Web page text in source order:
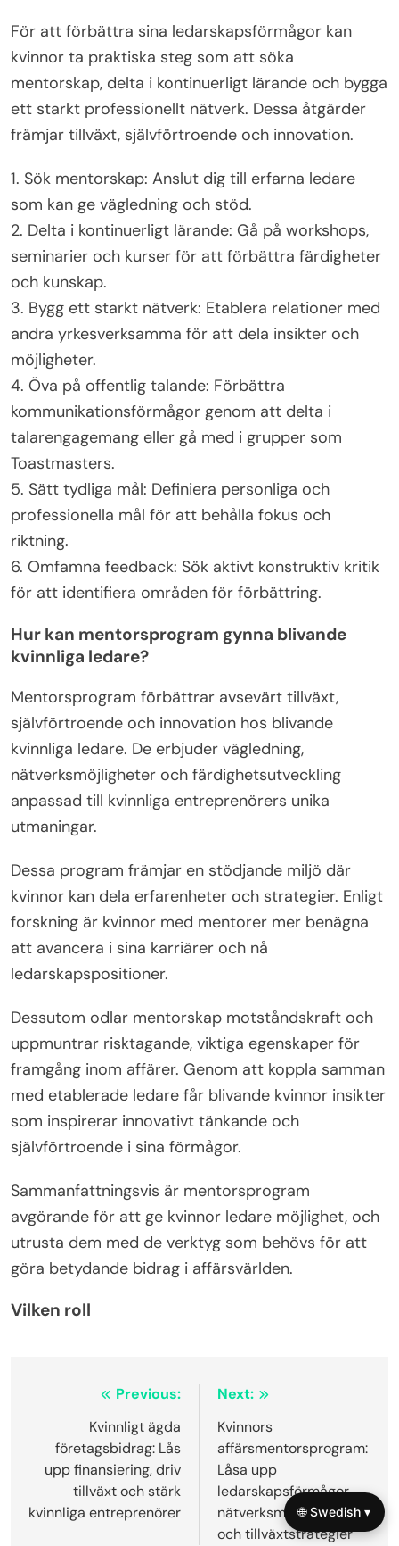
För att förbättra sina ledarskapsförmågor kan
kvinnor ta praktiska steg som att söka
mentorskap, delta i kontinuerligt lärande och bygga
ett starkt professionellt nätverk. Dessa åtgärder
främjar tillväxt, självförtroende och innovation.
1. Sök mentorskap: Anslut dig till erfarna ledare
som kan ge vägledning och stöd.
2. Delta i kontinuerligt lärande: Gå på workshops,
seminarier och kurser för att förbättra färdigheter
och kunskap.
3. Bygg ett starkt nätverk: Etablera relationer med
andra yrkesverksamma för att dela insikter och
möjligheter.
4. Öva på offentlig talande: Förbättra
kommunikationsförmågor genom att delta i
talarengagemang eller gå med i grupper som
Toastmasters.
5. Sätt tydliga mål: Definiera personliga och
professionella mål för att behålla fokus och
riktning.
6. Omfamna feedback: Sök aktivt konstruktiv kritik
för att identifiera områden för förbättring.
Hur kan mentorsprogram gynna blivande
kvinnliga ledare?
Mentorsprogram förbättrar avsevärt tillväxt,
självförtroende och innovation hos blivande
kvinnliga ledare. De erbjuder vägledning,
nätverksmöjligheter och färdighetsutveckling
anpassad till kvinnliga entreprenörers unika
utmaningar.
Dessa program främjar en stödjande miljö där
kvinnor kan dela erfarenheter och strategier. Enligt
forskning är kvinnor med mentorer mer benägna
att avancera i sina karriärer och nå
ledarskapspositioner.
Dessutom odlar mentorskap motståndskraft och
uppmuntrar risktagande, viktiga egenskaper för
framgång inom affärer. Genom att koppla samman
med etablerade ledare får blivande kvinnor insikter
som inspirerar innovativt tänkande och
självförtroende i sina förmågor.
Sammanfattningsvis är mentorsprogram
avgörande för att ge kvinnor ledare möjlighet, och
utrusta dem med de verktyg som behövs för att
göra betydande bidrag i affärsvärlden.
Vilken roll
navigation
Previous:
Kvinnligt ägda
företagsbidrag: Lås
upp finansiering, driv
tillväxt och stärk
kvinnliga entreprenörer
Next:
Kvinnors
affärsmentorsprogram:
Låsa upp
ledarskapsförmågor,
nätverksmöjligheter
och tillväxtstrategier
🌐 Swedish ▾